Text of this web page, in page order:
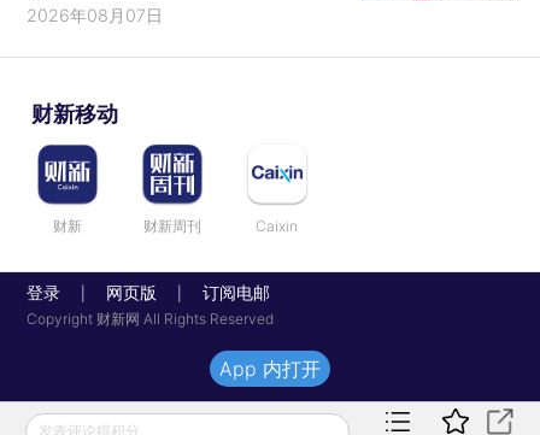
2026年08月07日
财新移动
财新 财新周刊 Caixin
登录 网页版 订阅电邮
Copyright 财新网 All Rights Reserved
发表评论得积分
App 内打开